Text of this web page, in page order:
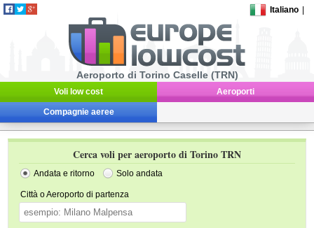
Italiano
Aeroporto di Torino Caselle (TRN)
Voli low cost Aeroporti
Compagnie aeree
Cerca voli per aeroporto di Torino TRN
Andata e ritorno Solo andata
Città o Aeroporto di partenza